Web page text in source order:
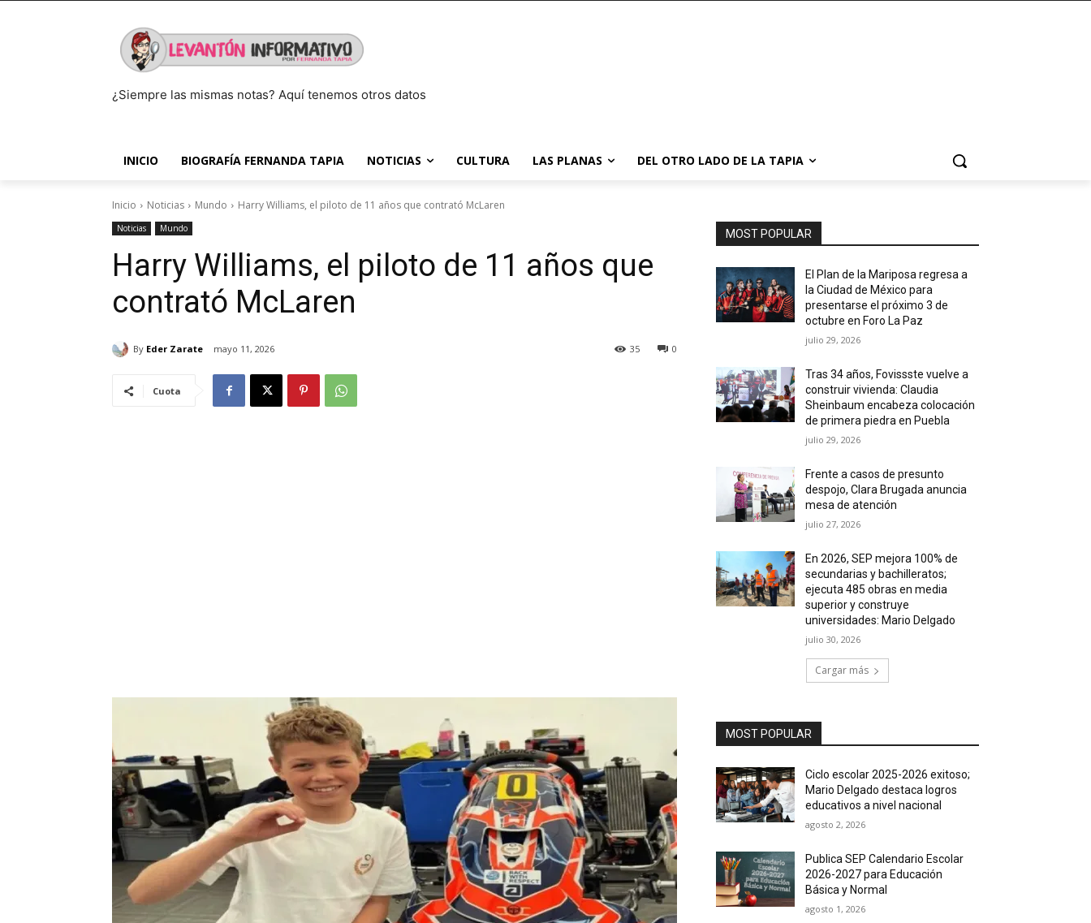
¿Siempre las mismas notas? Aquí tenemos otros datos
INICIO BIOGRAFÍA FERNANDA TAPIA NOTICIAS CULTURA LAS PLANAS DEL OTRO LADO DE LA TAPIA
Inicio Noticias Mundo Harry Williams, el piloto de 11 años que contrató McLaren
Noticias Mundo
Harry Williams, el piloto de 11 años que
contrató McLaren
By Eder Zarate mayo 11, 2026 0
35
Cuota
MOST POPULAR
El Plan de la Mariposa regresa a
la Ciudad de México para
presentarse el próximo 3 de
octubre en Foro La Paz
julio 29, 2026
Tras 34 años, Fovissste vuelve a
construir vivienda: Claudia
Sheinbaum encabeza colocación
de primera piedra en Puebla
julio 29, 2026
Frente a casos de presunto
despojo, Clara Brugada anuncia
mesa de atención
julio 27, 2026
En 2026, SEP mejora 100% de
secundarias y bachilleratos;
ejecuta 485 obras en media
superior y construye
universidades: Mario Delgado
julio 30, 2026
Cargar más
MOST POPULAR
Ciclo escolar 2025-2026 exitoso;
Mario Delgado destaca logros
educativos a nivel nacional
agosto 2, 2026
Publica SEP Calendario Escolar
2026-2027 para Educación
Básica y Normal
agosto 1, 2026